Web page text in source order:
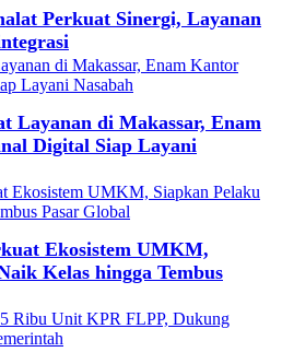
Perkuat Sinergi, Layanan
Layanan di Makassar, Enam
Digital Siap Layani
Ekosistem UMKM,
Kelas hingga Tembus